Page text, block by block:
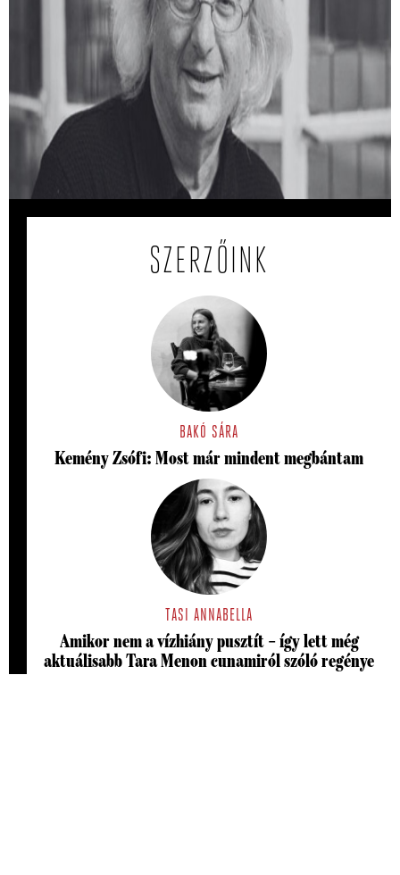
Várszegi Asztrik: Találkozásaim
Esterházy Péterrel
Milyen kapcsolata volt Esterházy Péternek a vallással?
Várszegi Asztrik visszaemlékezése.
SZERZŐINK
BAKÓ SÁRA
Kemény Zsófi: Most már mindent megbántam
TASI ANNABELLA
Amikor nem a vízhiány pusztít – így lett még
aktuálisabb Tara Menon cunamiról szóló regénye